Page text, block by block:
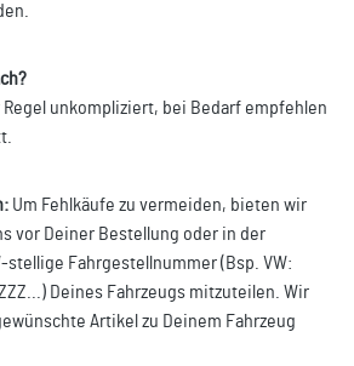
Regel unkompliziert, bei Bedarf empfehlen
Um Fehlkäufe zu vermeiden, bieten wir
vor Deiner Bestellung oder in der
stellige Fahrgestellnummer (Bsp. VW:
Deines Fahrzeugs mitzuteilen. Wir
Artikel zu Deinem Fahrzeug